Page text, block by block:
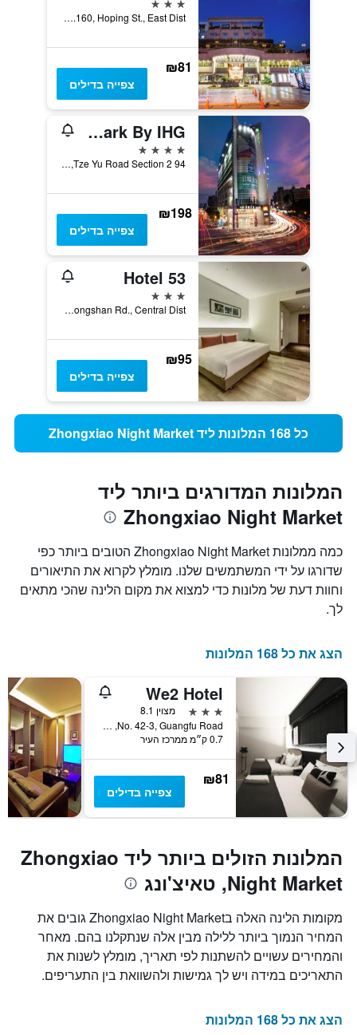
No.160, Hoping St., East Dist., טאיצ'ונג, טייוואן
₪81
צפייה בדילים
Holiday Inn Express Taichung Park By IHG
4 כוכבים
94 Tze Yu Road Section 2, טאיצ'ונג, טייוואן
₪198
צפייה בדילים
53 Hotel
3 כוכבים
No.27, Zhongshan Rd., Central Dist., טאיצ'ונג, טייוואן
₪95
צפייה בדילים
כל 168 המלונות ליד Zhongxiao Night Market
המלונות המדורגים ביותר ליד
Zhongxiao Night Market
כמה ממלונות Zhongxiao Night Market הטובים ביותר כפי
שדורגו על ידי המשתמשים שלנו. מומלץ לקרוא את התיאורים
וחוות דעת של מלונות כדי למצוא את מקום הלינה שהכי מתאים
לך.
הצג את כל 168 המלונות
We2 Hotel
3 כוכבים
מצוין 8.1
No. 42-3, Guangfu Road, טאיצ'ונג, טייוואן
0.7 ק״מ ממרכז העיר
₪81
צפייה בדילים
המלונות הזולים ביותר ליד Zhongxiao
Night Market, טאיצ'ונג
מקומות הלינה האלה בZhongxiao Night Market גובים את
המחיר הנמוך ביותר ללילה מבין אלה שנתקלנו בהם. מאחר
והמחירים עשויים להשתנות לפי תאריך, מומלץ לשנות את
התאריכים במידה ויש לך גמישות ולהשוואת בין התעריפים.
הצג את כל 168 המלונות